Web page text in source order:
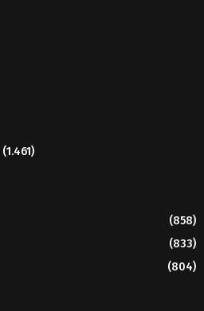
(1.461)
(858)
(833)
(804)